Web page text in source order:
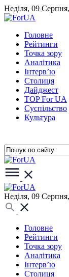
Неділя, 09
Головне
Рейтинги
Точка зору
Аналітика
Інтерв’ю
Столиця
Дайджест
TOP For UA
Суспiльство
Культура
Неділя, 09
Головне
Рейтинги
Точка зору
Аналітика
Інтерв’ю
Столиця